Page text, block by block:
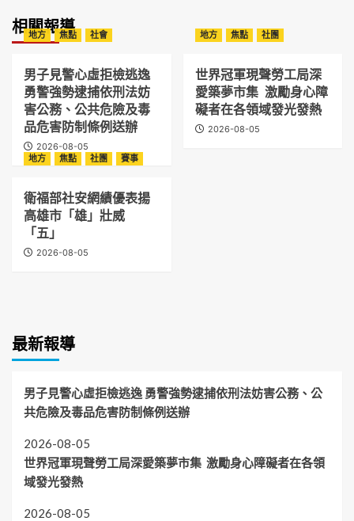
相關報導
地方 焦點 社會
男子見警心虛拒檢逃逸
勇警強勢逮捕依刑法妨
害公務、公共危險及毒
品危害防制條例送辦
2026-08-05
地方 焦點 社團
世界冠軍現聲勞工局深
愛築夢市集 激勵身心障
礙者在各領域發光發熱
2026-08-05
地方 焦點 社團 賽事
衛福部社安網績優表揚
高雄市「雄」壯威
「五」
2026-08-05
最新報導
男子見警心虛拒檢逃逸 勇警強勢逮捕依刑法妨害公務、公
共危險及毒品危害防制條例送辦
2026-08-05
世界冠軍現聲勞工局深愛築夢市集 激勵身心障礙者在各領
域發光發熱
2026-08-05